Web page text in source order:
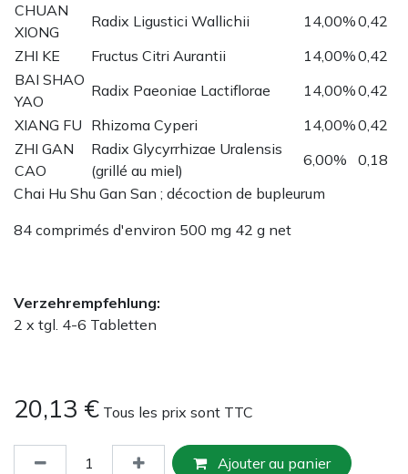
CHUAN
XIONG
Radix Ligustici Wallichii 14,00%0,42
ZHI KE
Fructus Citri Aurantii 14,00%0,42
BAI SHAO
YAO
Radix Paeoniae Lactiflorae 14,00%0,42
XIANG FU Rhizoma Cyperi 14,00%0,42
ZHI GAN
CAO
Radix Glycyrrhizae Uralensis
(grillé au miel)
6,00%
0,18
Chai Hu Shu Gan San ; décoction de bupleurum
84 comprimés d'environ 500 mg 42 g net
Verzehrempfehlung:
2 x tgl. 4-6 Tabletten
20,13 € Tous les prix sont TTC
Ajouter au panier